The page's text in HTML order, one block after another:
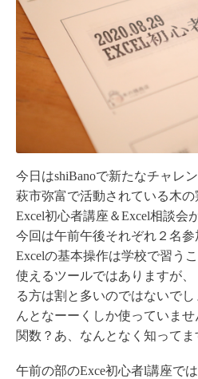
今日はshiBanoで新たなチャレン
萩市弥富で活動されている木
Excel初心者講座＆Excel相談会
今回は午前午後それぞれ２名参
Excelの基本操作は学校で習う
使えるツールではありますが
る方は割と多いのではないで
んとなーーくしか使っていませ
関数？あ、なんとなく知ってま
午前の部のExce初心者l講座で